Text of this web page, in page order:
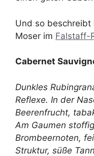
Und so beschreibt
Moser im Falstaff-
Cabernet
Dunkles
Reflexe. In der
Beerenfrucht,
Am Gaumen
Brombeernoten,
Struktur, süße